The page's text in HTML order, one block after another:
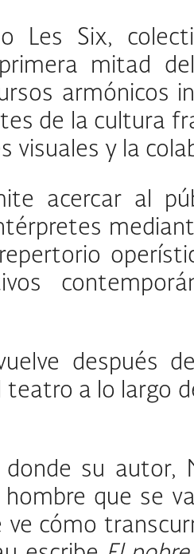
Les Six,
mitad
armónicos
de la cultura
y la
acercar al
después
a lo largo
donde su autor,
que se
cómo